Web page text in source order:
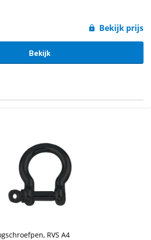
Bekijk prijs
Bekijk
RVS A4